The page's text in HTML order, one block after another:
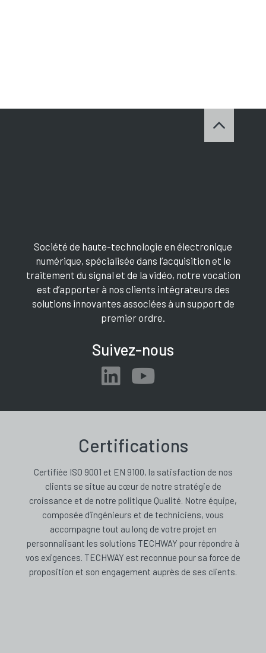
Société de haute-technologie en électronique
numérique, spécialisée dans l’acquisition et le
traitement du signal et de la vidéo, notre vocation
est d’apporter à nos clients intégrateurs des
solutions innovantes associées à un support de
premier ordre.
Suivez-nous
Certifications
Certifiée ISO 9001 et EN 9100, la satisfaction de nos
clients se situe au cœur de notre stratégie de
croissance et de notre politique Qualité. Notre équipe,
composée d’ingénieurs et de techniciens, vous
accompagne tout au long de votre projet en
personnalisant les solutions TECHWAY pour répondre à
vos exigences. TECHWAY est reconnue pour sa force de
proposition et son engagement auprès de ses clients.